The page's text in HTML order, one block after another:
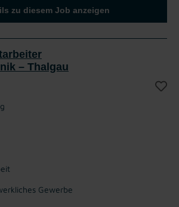
zu diesem Job anzeigen
– Thalgau
Gewerbe